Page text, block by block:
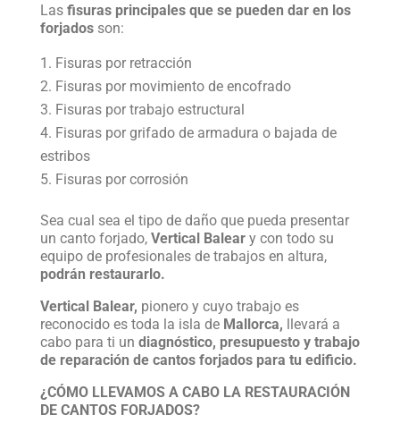
Las fisuras principales que se pueden dar en los
forjadosson:
Fisuras por retracción
Fisuras por movimiento de encofrado
Fisuras por trabajo estructural
Fisuras por grifado de armadura o bajada de
estribos
Fisuras por corrosión
Sea cual sea el tipo de daño que pueda presentar
un canto forjado, Vertical Baleary con todo su
equipo de profesionales de trabajos en altura,
podrán restaurarlo.
Vertical Balear, pionero y cuyo trabajo es
reconocido es toda la isla de Mallorca, llevará a
cabo para ti un diagnóstico, presupuesto y trabajo
de reparación de cantos forjados para tu edificio.
¿CÓMO LLEVAMOS A CABO LA RESTAURACIÓN
DE CANTOS FORJADOS?